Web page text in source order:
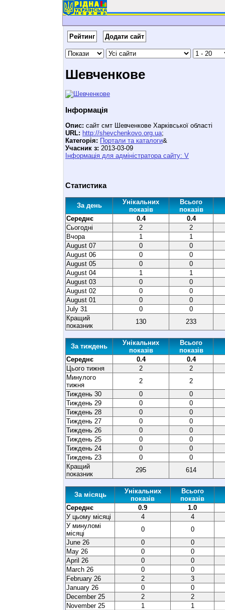
Рейтинг Додати сайт
Шевченкове
Інформація
Опис: сайт смт Шевченкове Харківської області
URL: http://shevchenkovo.org.ua;
Категорія: Портали та каталоги&
Учасник з: 2013-03-09
Інформація для адміністратора сайту: V
Статистика
За день
Унікальних
показів
Всього
показів
Середнє
0.4
0.4
Сьогодні
2
2
Вчора
1
1
August 07
0
0
August 06
0
0
August 05
0
0
August 04
1
1
August 03
0
0
August 02
0
0
August 01
0
0
July 31
0
0
Кращий
показник
130 233
За тиждень
Унікальних
показів
Всього
показів
Середнє
0.4
0.4
Цього тижня
2
2
Минулого
тижня
2
2
Тиждень 30
0
0
Тиждень 29
0
0
Тиждень 28
0
0
Тиждень 27
0
0
Тиждень 26
0
0
Тиждень 25
0
0
Тиждень 24
0
0
Тиждень 23
0
0
Кращий
показник
295 614
За місяць
Унікальних
показів
Всього
показів
Середнє
0.9
1.0
У цьому місяці
4
4
У минуломі
місяці
0
0
June 26
0
0
May 26
0
0
April 26
0
0
March 26
0
0
February 26
2
3
January 26
0
0
December 25
2
2
November 25
1
1